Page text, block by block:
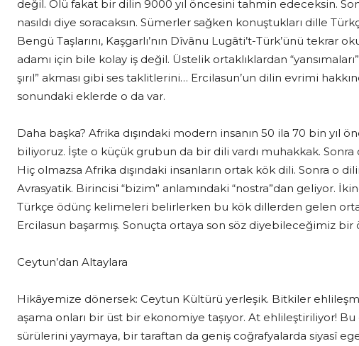
değil. Ölü fakat bir dilin 9000 yıl öncesini tahmin edeceksin.
nasıldı diye soracaksın. Sümerler sağken konuştukları dille
Bengü Taşlarını, Kaşgarlı’nın Dîvânu Lugâti’t-Türk’ünü tekrar
adamı için bile kolay iş değil. Üstelik ortaklıklardan
şırıl” akması gibi ses taklitlerini… Ercilasun’un dilin evrimi
sonundaki eklerde o da var.
Daha başka? Afrika dışındaki modern insanın 50 ila 70 bin yıl
biliyoruz. İşte o küçük grubun da bir dili vardı muhakkak. Sonra
Hiç olmazsa Afrika dışındaki insanların ortak kök dili. Sonra o
Avrasyatik. Birincisi “bizim” anlamındaki “nostra”dan geliyor.
Türkçe ödünç kelimeleri belirlerken bu kök dillerden gelen
Ercilasun başarmış. Sonuçta ortaya son söz diyebileceğimiz bir
Ceytun’dan Altaylara
Hikâyemize dönersek: Ceytun Kültürü yerleşik. Bitkiler
aşama onları bir üst bir ekonomiye taşıyor. At ehlileştiriliyor!
sürülerini yaymaya, bir taraftan da geniş coğrafyalarda siyasî